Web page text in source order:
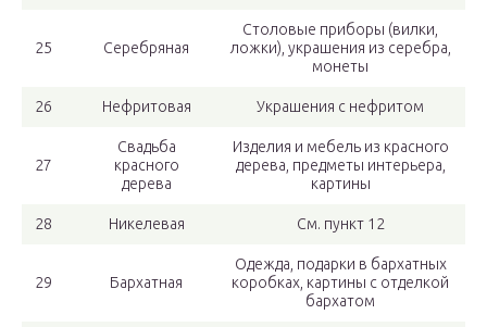
25 Серебряная
Столовые приборы (вилки,
ложки), украшения из серебра,
монеты
26 Нефритовая Украшения с нефритом
27
Свадьба
красного
дерева
Изделия и мебель из красного
дерева, предметы интерьера,
картины
28 Никелевая См. пункт 12
29 Бархатная
Одежда, подарки в бархатных
коробках, картины с отделкой
бархатом